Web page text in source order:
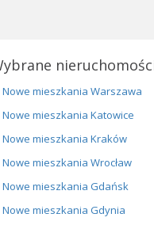
Nowe mieszkania Warszawa
Nowe mieszkania Katowice
Nowe mieszkania Kraków
Nowe mieszkania Wrocław
Nowe mieszkania Gdańsk
Nowe mieszkania Gdynia